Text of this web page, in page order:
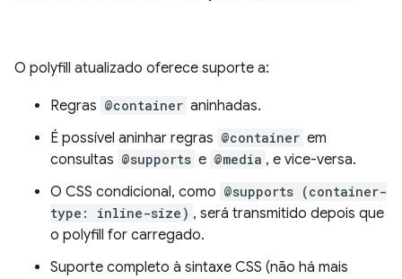
O polyfill atualizado oferece suporte a:
Regras @container aninhadas.
É possível aninhar regras @container em
consultas @supports e @media , e vice-versa.
O CSS condicional, como @supports (container-
type: inline-size) , será transmitido depois que
o polyfill for carregado.
Suporte completo à sintaxe CSS (não há mais